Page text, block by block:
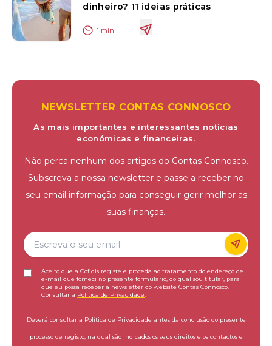
dinheiro? 11 ideias práticas
1 min
NEWSLETTER CONTAS CONNOSCO
As mais importantes e interessantes notícias
económicas e financeiras.
Não perca nenhum dos artigos do Contas Connosco.
Subscreva a nossa newsletter e passe a receber no
seu email informação para conseguir gerir melhor as
suas finanças.
Aceito que a Cofidis registe e proceda ao tratamento do endereço de
e-mail que forneci no presente formulário, do qual sou titular, para
que eu possa receber a newsletter do website Contas Connosco.
Consultar a Política de Privacidade
Deverá consultar a Política de Privacidade antes da conclusão do presente
processo de registo, na qual são indicados os seus direitos e os contactos e